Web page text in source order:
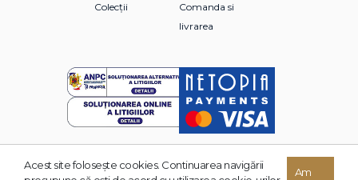
Colecții
Comanda si
livrarea
© 2026 Grupul Editorial TREI. Toate drepturile rezervate.
Acest site foloseşte cookies. Continuarea navigării
Am